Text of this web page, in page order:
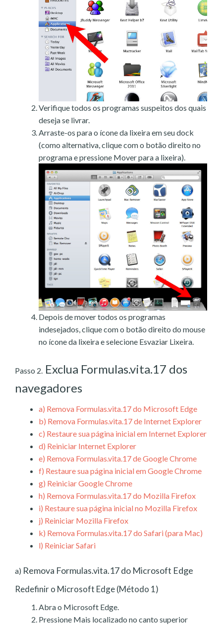
Verifique todos os programas suspeitos dos quais
deseja se livrar.
Arraste-os para o ícone da lixeira em seu dock
(como alternativa, clique com o botão direito no
programa e pressione Mover para a lixeira).
Depois de mover todos os programas
indesejados, clique com o botão direito do mouse
no ícone da lixeira e selecione Esvaziar Lixeira.
Passo 2. Exclua Formulas.vita.17 dos
navegadores
a) Remova Formulas.vita.17 do Microsoft Edge
b) Remova Formulas.vita.17 de Internet Explorer
c) Restaure sua página inicial em Internet Explorer
d) Reiniciar Internet Explorer
e) Remova Formulas.vita.17 de Google Chrome
f) Restaure sua página inicial em Google Chrome
g) Reiniciar Google Chrome
h) Remova Formulas.vita.17 do Mozilla Firefox
i) Restaure sua página inicial no Mozilla Firefox
j) Reiniciar Mozilla Firefox
k) Remova Formulas.vita.17 do Safari (para Mac)
l) Reiniciar Safari
a) Remova Formulas.vita.17 do Microsoft Edge
Redefinir o Microsoft Edge (Método 1)
Abra o Microsoft Edge.
Pressione Mais localizado no canto superior